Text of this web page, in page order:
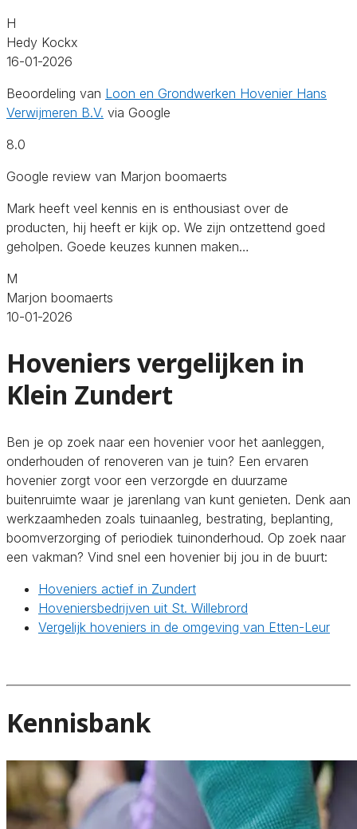
H
Hedy Kockx
16-01-2026
Beoordeling van Loon en Grondwerken Hovenier Hans
Verwijmeren B.V. via Google
8.0
Google review van Marjon boomaerts
Mark heeft veel kennis en is enthousiast over de
producten, hij heeft er kijk op. We zijn ontzettend goed
geholpen. Goede keuzes kunnen maken…
M
Marjon boomaerts
10-01-2026
Hoveniers vergelijken in
Klein Zundert
Ben je op zoek naar een hovenier voor het aanleggen,
onderhouden of renoveren van je tuin? Een ervaren
hovenier zorgt voor een verzorgde en duurzame
buitenruimte waar je jarenlang van kunt genieten. Denk aan
werkzaamheden zoals tuinaanleg, bestrating, beplanting,
boomverzorging of periodiek tuinonderhoud. Op zoek naar
een vakman? Vind snel een hovenier bij jou in de buurt:
Hoveniers actief in Zundert
Hoveniersbedrijven uit St. Willebrord
Vergelijk hoveniers in de omgeving van Etten-Leur
Kennisbank